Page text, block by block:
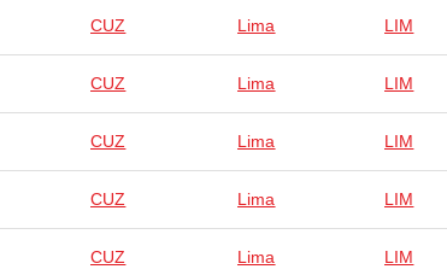
CUZ Lima LIM
CUZ Lima LIM
CUZ Lima LIM
CUZ Lima LIM
CUZ Lima LIM